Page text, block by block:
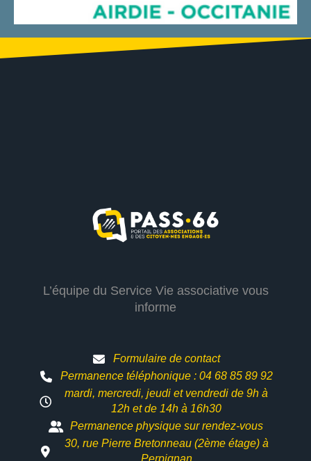
L’équipe du Service Vie associative vous
informe
Formulaire de contact
Permanence téléphonique : 04 68 85 89 92
mardi, mercredi, jeudi et vendredi de 9h à
12h etde 14h à 16h30
Permanence physique sur rendez-vous
30, rue Pierre Bretonneau (2ème étage) à
Perpignan